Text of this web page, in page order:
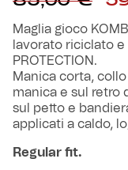
Robe di Kappa
Vintage
Red&Blue
Maglia gioco
lavorato riciclato e
PROTECTION.
Manica corta,
manica e sul retro
sul petto e
applicati a caldo,
Regular fit.